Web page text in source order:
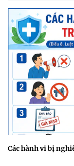
Các hành vi bị